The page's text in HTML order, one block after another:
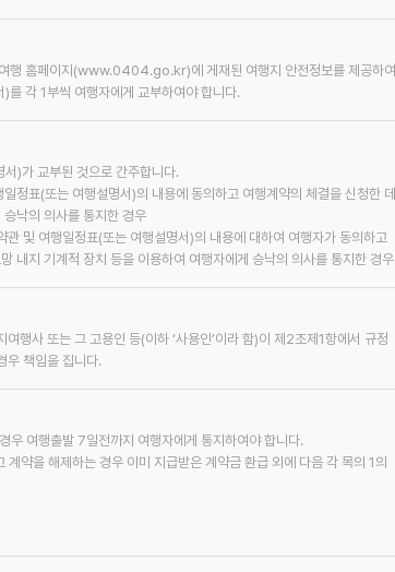
행 홈페이지(www.0404.go.kr)에 게재된 여행지 안전정보를 제공하여
를 각 1부씩 여행자에게 교부하여야 합니다.
)가 교부된 것으로 간주합니다.
정표(또는 여행설명서)의 내용에 동의하고 여행계약의 체결을 신청한 데
낙의 의사를 통지한 경우
및 여행일정표(또는 여행설명서)의 내용에 대하여 여행자가 동의하고
내지 기계적 장치 등을 이용하여 여행자에게 승낙의 의사를 통지한 경우
행사 또는 그 고용인 등(이하 ‘사용인’이라 함)이 제2조제1항에서 규정
우 책임을 집니다.
우 여행출발 7일전까지 여행자에게 통지하여야 합니다.
약을 해제하는 경우 이미 지급받은 계약금 환급 외에 다음 각 목의 1의